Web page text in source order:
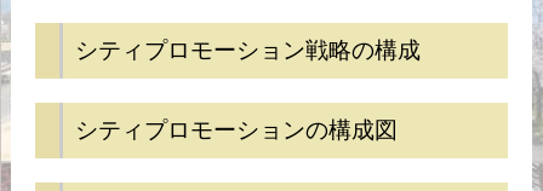
シティプロモーション戦略の構成
シティプロモーションの構成図